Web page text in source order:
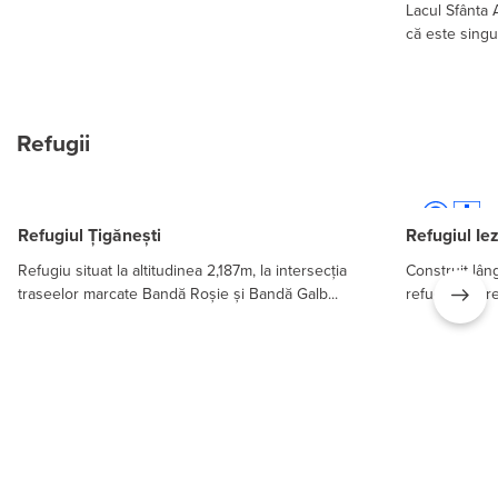
Lacul Sfânta
că este
Refugii
Refugiul Țigănești
Refugiu situat la altitudinea 2,187m, la intersecția
traseelor marcate Bandă Roșie și Bandă Galb...
Refugiul
Construit
refugiul